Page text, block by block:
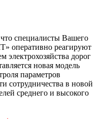
специалисты Вашего
оперативно реагируют
электрохозяйства дорог
новая модель
параметров
сотрудничества в новой
среднего и высокого